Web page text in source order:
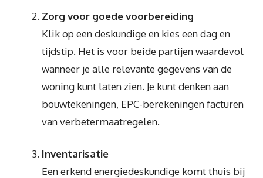
Zorg voor goede voorbereiding
Klik op een deskundige en kies een dag en
tijdstip. Het is voor beide partijen waardevol
wanneer je alle relevante gegevens van de
woning kunt laten zien. Je kunt denken aan
bouwtekeningen, EPC-berekeningen facturen
van verbetermaatregelen.
Inventarisatie
Een erkend energiedeskundige komt thuis bij